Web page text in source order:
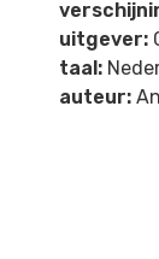
uitgever:
taal:
auteur: